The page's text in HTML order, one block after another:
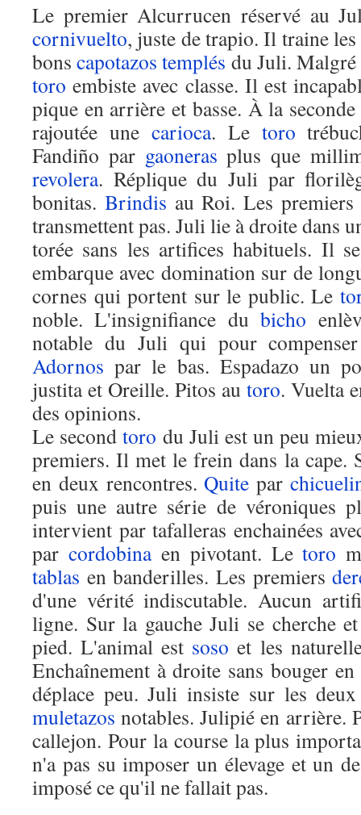
Le premier Alcurrucen réservé au
cornivuelto, juste de trapio. Il traine
bonscapotazos templés du Juli. Malgré
toro embiste avec classe. Il est
pique en arrière et basse. À la
rajoutée une carioca. Le toro
Fandiño par gaoneras plus que
revolera. Réplique du Juli par
bonitas. Brindis au Roi. Les premiers
transmettent pas. Juli lie à droite dans
torée sans les artifices habituels. Il
embarque avec domination sur de
cornes qui portent sur le public. Le
noble. L'insignifiance dubicho
notable du Juli qui pour
Adornos par le bas. Espadazo un
justita et Oreille. Pitos au toro. Vuelta
des opinions.
Le secondtoro du Juli est un peu
premiers. Il met le frein dans la cape.
en deux rencontres.Quite par
puis une autre série de véroniques
intervient par tafalleras enchainées
par cordobinaen pivotant. Letoro
tablas en banderilles. Les premiers
d'une vérité indiscutable. Aucun
ligne. Sur la gauche Juli se cherche
pied. L'animal est soso et les
Enchaînement à droite sans bouger
déplace peu. Juli insiste sur les
muletazos notables. Julipié en arrière.
callejon. Pour la course la plus
n'a pas su imposer un élevage et un
imposé ce qu'il ne fallait pas.